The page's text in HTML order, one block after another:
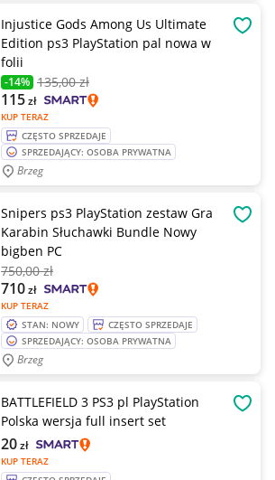
Injustice Gods Among Us Ultimate
Edition ps3 PlayStation pal nowa w
folii
-14% 135,00 zł
KUP TERAZ
115zł
CZĘSTO SPRZEDAJE
SPRZEDAJĄCY: OSOBA PRYWATNA
Brzeg
Snipers ps3 PlayStation zestaw Gra
Karabin Słuchawki Bundle Nowy
bigben PC
750,00 zł
KUP TERAZ
710zł
STAN: NOWY
CZĘSTO SPRZEDAJE
SPRZEDAJĄCY: OSOBA PRYWATNA
Brzeg
BATTLEFIELD 3 PS3 pl PlayStation
Polska wersja full insert set
KUP TERAZ
20zł